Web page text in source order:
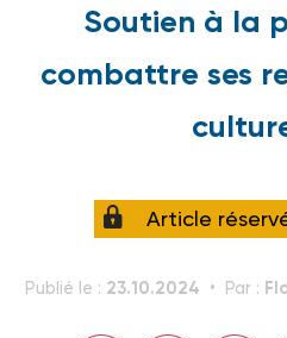
Soutien à la
combattre ses
Article
Publié le : 23.10.2024 Par :